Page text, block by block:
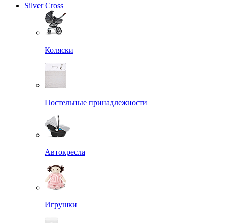
Silver Cross
Коляски
Постельные принадлежности
Автокресла
Игрушки